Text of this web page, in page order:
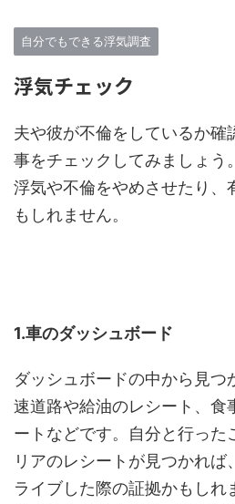
自分でもできる浮気調査
浮気チェック
夫や彼が不倫をしているか確
事をチェックしてみましょう。
浮気や不倫をやめさせたり、
もしれません。
1.車のダッシュボード
ダッシュボードの中から見つ
速道路や給油のレシート、食
ートなどです。自分と行った
リアのレシートが見つかれば
ライブした際の証拠かもしれ